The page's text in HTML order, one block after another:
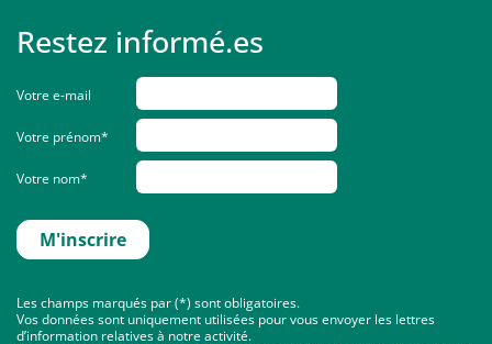
Restez informé.es
Votre e-mail
Votre prénom*
Votre nom*
Les champs marqués par (*) sont obligatoires.
Vos données sont uniquement utilisées pour vous envoyer les lettres
d’information relatives à notre activité.